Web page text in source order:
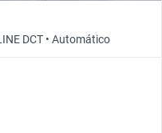
DCT • Automático